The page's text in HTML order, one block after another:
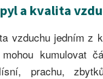
a kvalita
vzduchu jedním z
kumulovat
prachu,